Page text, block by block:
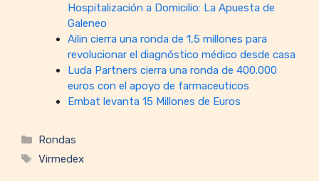
Hospitalización a Domicilio: La Apuesta de
Galeneo
Ailin cierra una ronda de 1,5 millones para
revolucionar el diagnóstico médico desde casa
Luda Partners cierra una ronda de 400.000
euros con el apoyo de farmaceuticos
Embat levanta 15 Millones de Euros
Categorías
Rondas
Etiquetas
Virmedex